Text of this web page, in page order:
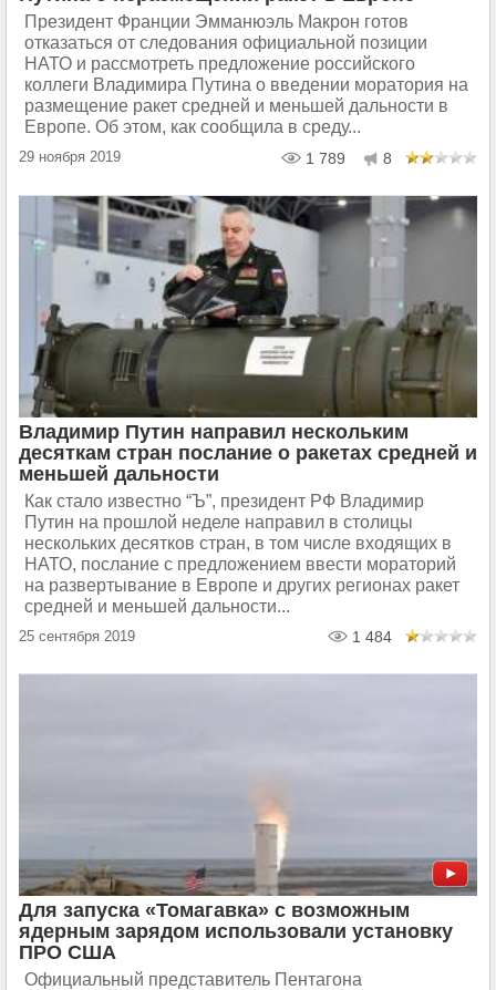
Президент Франции Эмманюэль Макрон готов
отказаться от следования официальной позиции
НАТО и рассмотреть предложение российского
коллеги Владимира Путина о введении моратория на
размещение ракет средней и меньшей дальности в
Европе. Об этом, как сообщила в среду...
29 ноября 2019 1 789 8
Владимир Путин направил нескольким
десяткам стран послание о ракетах средней и
меньшей дальности
Как стало известно “Ъ”, президент РФ Владимир
Путин на прошлой неделе направил в столицы
нескольких десятков стран, в том числе входящих в
НАТО, послание с предложением ввести мораторий
на развертывание в Европе и других регионах ракет
средней и меньшей дальности...
25 сентября 2019 1 484
Для запуска «Томагавка» с возможным
ядерным зарядом использовали установку
ПРО США
Официальный представитель Пентагона